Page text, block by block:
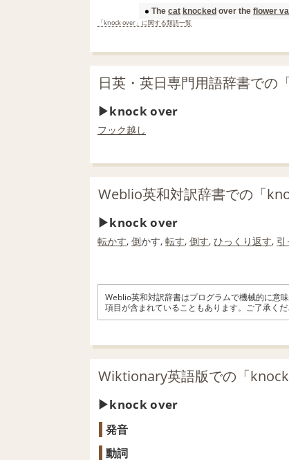
The cat knocked over the flower
「knock over」に関する類語一覧
日英・英日専門用語辞書での
knock over
フック越し
Weblio英和対訳辞書での「
knock over
転かす, 倒かす, 転す, 倒す, ひっくり返す, 引
Weblio英和対訳辞書はプログラムで機械的に意
項目が含まれていることもあります。ご了承くだ
Wiktionary英語版での「
knock over
発音
動詞